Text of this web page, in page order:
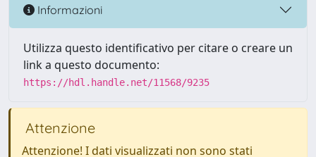
Informazioni
Utilizza questo identificativo per citare o creare un
link a questo documento:
https://hdl.handle.net/11568/9235
Attenzione
Attenzione! I dati visualizzati non sono stati